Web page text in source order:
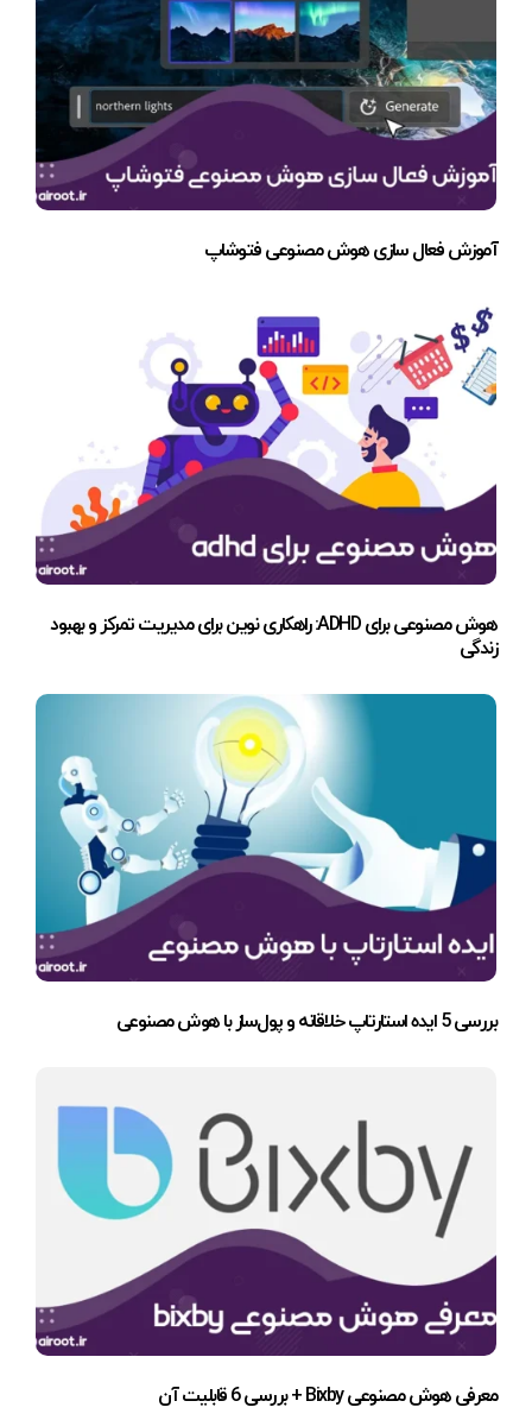
آموزش فعال سازی هوش مصنوعی فتوشاپ
هوش مصنوعی برای ADHD: راهکاری نوین برای مدیریت تمرکز و بهبود
زندگی
بررسی 5 ایده استارتاپ خلاقانه و پول‌ساز با هوش مصنوعی
معرفی هوش مصنوعی Bixby + بررسی 6 قابلیت آن